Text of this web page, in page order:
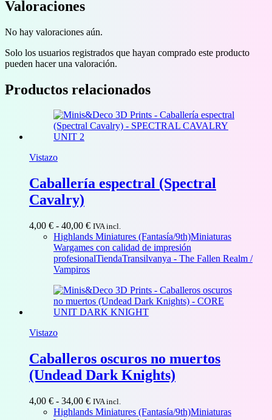
Valoraciones
No hay valoraciones aún.
Solo los usuarios registrados que hayan comprado este producto
pueden hacer una valoración.
Productos relacionados
Vistazo
Caballería espectral (Spectral
Cavalry)
4,00 € - 40,00 €Rango
de
precios:
desde
40,00 €
IVA incl.
Highlands Miniatures (Fantasía/9th)Miniaturas
Wargames con calidad de impresión
profesionalTiendaTransilvanya - The Fallen Realm /
Vampiros
Vistazo
Caballeros oscuros no muertos
(Undead Dark Knights)
4,00 € - 34,00 €Rango
de
IVA incl.
Highlands Miniatures (Fantasía/9th)Miniaturas